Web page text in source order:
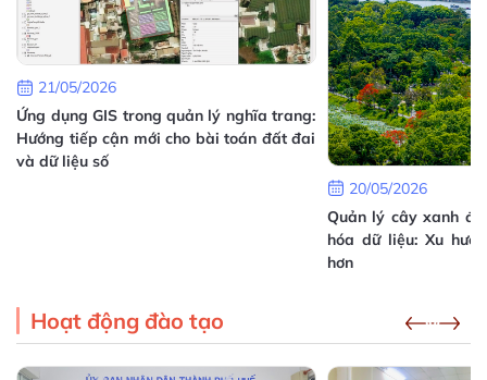
16/07/2026
Hướng dẫn triển khai Mô hình chuyển đổi số cấp
xã tại Thành phố Huế
21/05/2026
Ứng dụng GIS trong quản lý nghĩa trang:
Hướng tiếp cận mới cho bài toán đất đai
và dữ liệu số
20/05/2026
Quản lý cây xanh
hóa dữ liệu: Xu
hơn
Hoạt động đào tạo